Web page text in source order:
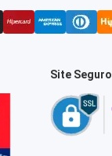
Site Seguro